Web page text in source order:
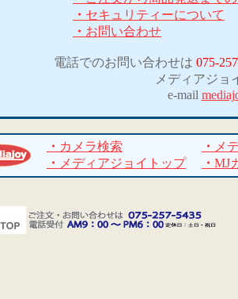
・ セキュリティーについて
・ お問い合わせ
電話でのお問い合わせは 075-
メディアジョ
e-mail
・ カメラ検索 ・ メ
・ メディアジョイトップ ・ MJ